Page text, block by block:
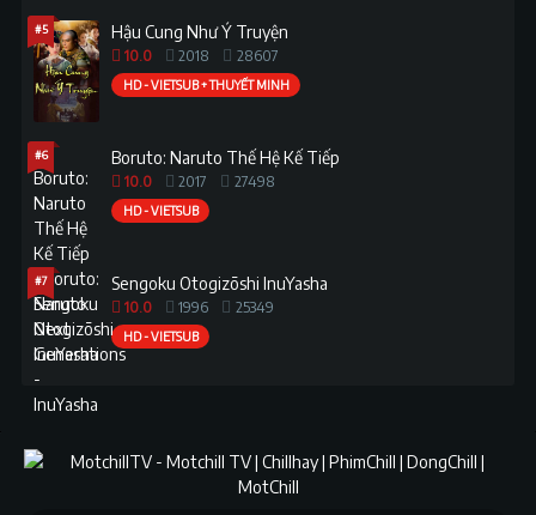
#5 Hậu Cung Như Ý Truyện
10.0 2018 28607
HD - VIETSUB + THUYẾT MINH
#6 Boruto: Naruto Thế Hệ Kế Tiếp
10.0 2017 27498
HD - VIETSUB
#7 Sengoku Otogizōshi InuYasha
10.0 1996 25349
HD - VIETSUB